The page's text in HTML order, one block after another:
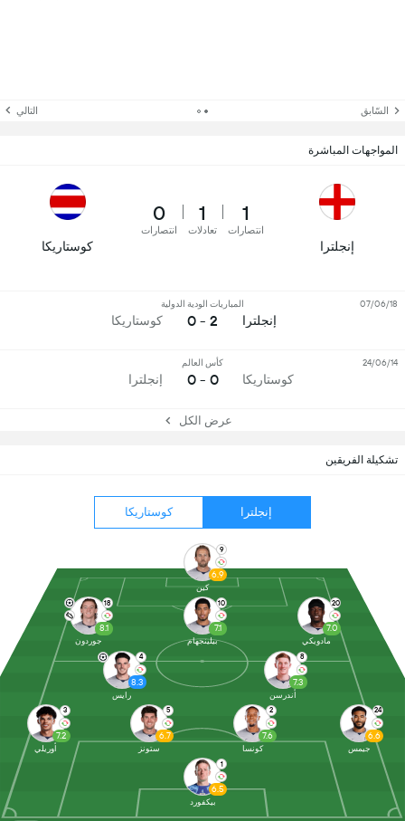
تشكيلة الفريقين
إنجلترا كوستاريكا
1
6.5
بيكفورد
3
7.2
أوريلي
5
6.7
ستونز
2
7.6
كونسا
24
6.6
جيمس
4
8.3
رايس
8
7.3
أندرسن
18
8.1
جوردون
10
7.1
بيلينجهام
20
7.0
مادويكي
9
6.9
كين
السّابق التالي
المواجهات المباشرة
إنجلترا
1
انتصارات
1
تعادلات
0
انتصارات
كوستاريكا
إنجلترا
المباريات الودية الدولية
2 - 0 كوستاريكا
07/06/18
كوستاريكا
كأس العالم
0 - 0 إنجلترا
24/06/14
عرض الكل